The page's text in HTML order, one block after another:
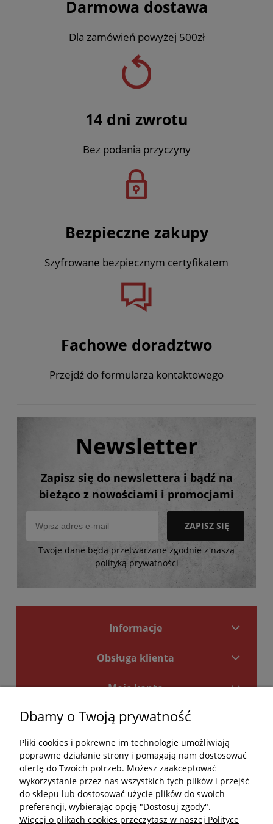
Darmowa dostawa
Dla zamówień powyżej 500zł
14 dni zwrotu
Bez podania przyczyny
Bezpieczne zakupy
Szyfrowane bezpiecznym certyfikatem
Fachowe doradztwo
Przejdź do formularza kontaktowego
Newsletter
Zapisz się do newslettera i bądź na
bieżąco z nowościami i promocjami
ZAPISZ SIĘ
Twoje dane będą przetwarzane zgodnie z naszą
polityką prywatności
Informacje
Obsługa klienta
Moje konto
Płatności i dostawa
Kontakt
Kontakt
undefined
Dbamy o Twoją prywatność
Pliki cookies i pokrewne im technologie umożliwiają
poprawne działanie strony i pomagają nam dostosować
ofertę do Twoich potrzeb. Możesz zaakceptować
wykorzystanie przez nas wszystkich tych plików i przejść
do sklepu lub dostosować użycie plików do swoich
preferencji, wybierając opcję "Dostosuj zgody".
Więcej o plikach cookies przeczytasz w naszej Polityce